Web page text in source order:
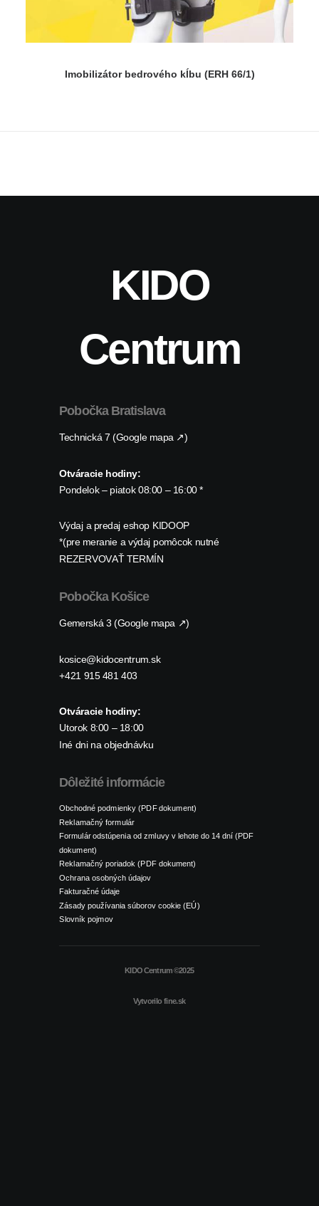
Imobilizátor bedrového kĺbu (ERH 66/1)
KIDO
Centrum
Pobočka Bratislava
Technická 7 (Google mapa ↗)
Otváracie hodiny:
Pondelok – piatok 08:00 – 16:00 *
Výdaj a predaj eshop KIDOOP
*(pre meranie a výdaj pomôcok nutné
REZERVOVAŤ TERMÍN
Pobočka Košice
Gemerská 3 (Google mapa ↗)
kosice@kidocentrum.sk
+421 915 481 403
Otváracie hodiny:
Utorok 8:00 – 18:00
Iné dni na objednávku
Dôležité informácie
Obchodné podmienky (PDF dokument)
Reklamačný formulár
Formulár odstúpenia od zmluvy v lehote do 14 dní (PDF
dokument)
Reklamačný poriadok (PDF dokument)
Ochrana osobných údajov
Fakturačné údaje
Zásady používania súborov cookie (EÚ)
Slovník pojmov
KIDO Centrum ©2025
Vytvorilo fine.sk